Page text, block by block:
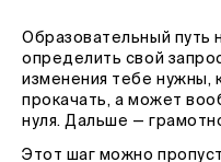
Образовательный путь
определить свой
изменения тебе нужны,
прокачать, а может
нуля. Дальше —
Этот шаг можно